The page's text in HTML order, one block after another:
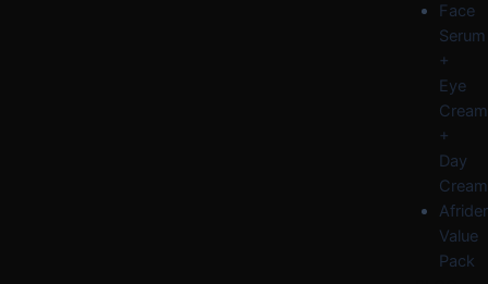
Face
Serum
+
Eye
Cream
+
Day
Cream
Value
Pack